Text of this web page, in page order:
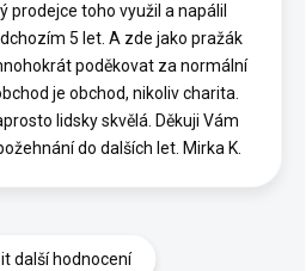
prodejce toho využil a napálil
5 let. A zde jako pražák
poděkovat za normální
je obchod, nikoliv charita.
lidsky skvělá. Děkuji Vám
do dalších let. Mirka K.
další hodnocení